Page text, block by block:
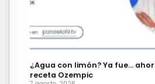
¿Agua con limón? Ya fue…
receta Ozempic